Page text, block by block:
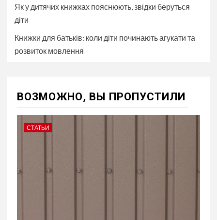
Як у дитячих книжках пояснюють, звідки беруться
діти
Книжки для батьків: коли діти починають агукати та
розвиток мовлення
ВОЗМОЖНО, ВЫ ПРОПУСТИЛИ
СТАТЬИ